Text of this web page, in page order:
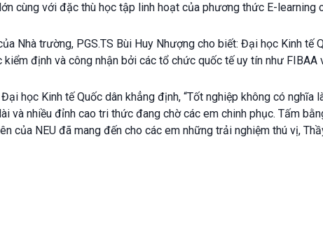
cùng với đặc thù học tập linh hoạt của phương thức E-
Nhà trường, PGS.TS Bùi Huy Nhượng cho biết: Đại học Kinh
định và công nhận bởi các tổ chức quốc tế uy tín như
học Kinh tế Quốc dân khẳng định, “Tốt nghiệp không có
và nhiều đỉnh cao tri thức đang chờ các em chinh phục. Tấm
của NEU đã mang đến cho các em những trải nghiệm thú vị,